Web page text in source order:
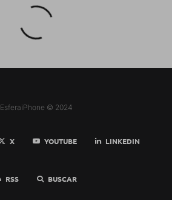
EsferaiPhone © 2024
X YOUTUBE LINKEDIN
RSS BUSCAR